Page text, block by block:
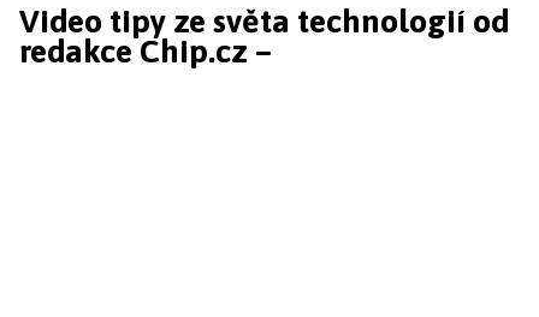
Video tipy ze světa technologií od
redakce Chip.cz –